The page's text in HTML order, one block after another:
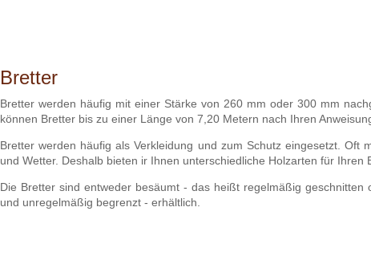
Bretter
Bretter werden häufig mit einer Stärke von 260 mm oder 300 mm
können Bretter bis zu einer Länge von 7,20 Metern nach Ihren
Bretter werden häufig als Verkleidung und zum Schutz eingesetzt.
und Wetter. Deshalb bieten ir Ihnen unterschiedliche Holzarten für Ihren
Die Bretter sind entweder besäumt - das heißt regelmäßig
und unregelmäßig begrenzt - erhältlich.